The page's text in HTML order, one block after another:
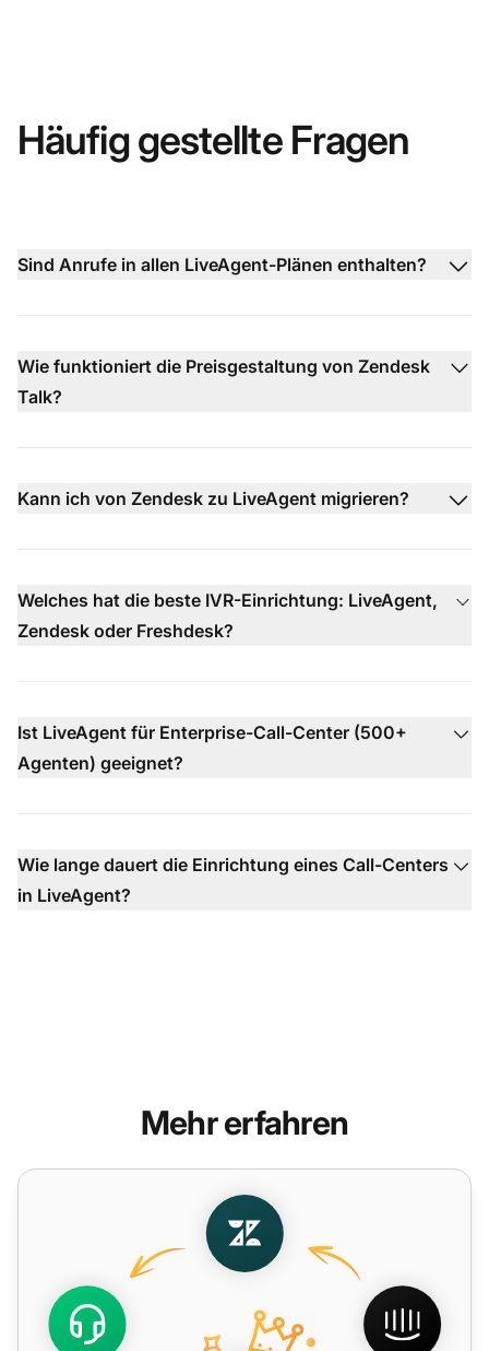
Häufig gestellte Fragen
Sind Anrufe in allen LiveAgent-Plänen enthalten?
Wie funktioniert die Preisgestaltung von Zendesk
Talk?
Kann ich von Zendesk zu LiveAgent migrieren?
Welches hat die beste IVR-Einrichtung: LiveAgent,
Zendesk oder Freshdesk?
Ist LiveAgent für Enterprise-Call-Center (500+
Agenten) geeignet?
Wie lange dauert die Einrichtung eines Call-Centers
in LiveAgent?
Mehr erfahren
ZenDesk Talk Alternative - LiveAgent